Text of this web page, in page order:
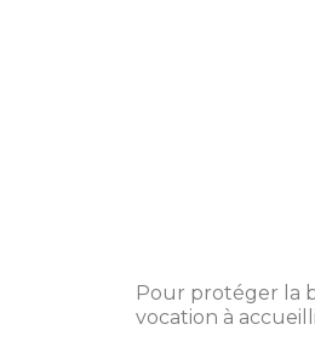
Pour protéger la
vocation à